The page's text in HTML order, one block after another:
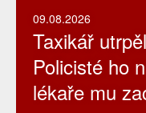
09.08.2026
Taxikář
Policisté ho
lékaře mu